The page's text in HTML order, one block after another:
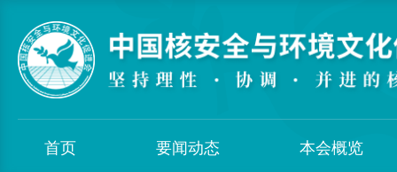
首页 要闻动态 本会概览